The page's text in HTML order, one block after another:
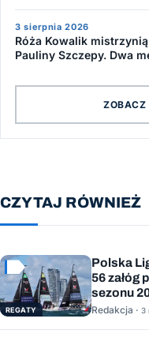
3 sierpnia 2026
Róża Kowalik
Pauliny Szczepy. Dwa
CZYTAJ RÓWNIEŻ
REGATY
Polska
56 załóg
sezonu
Redakcja · 3